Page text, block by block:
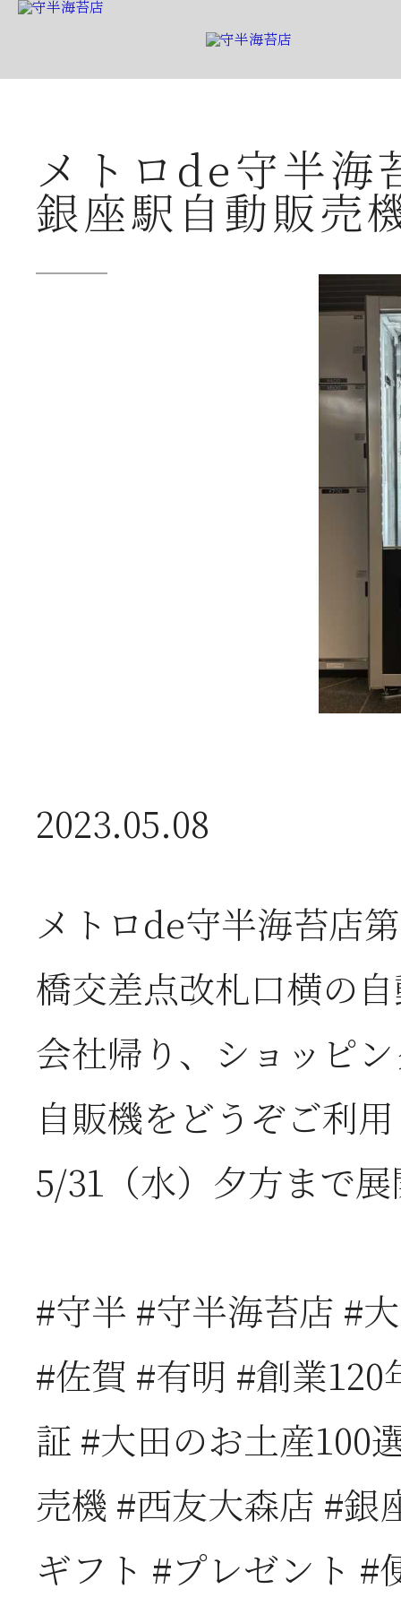
守半海苔店から
2026年07月23日
2026年07月08日
2026年07月01日
2026年06月28日
2026年06月05日
2026年05月23日
2026年05月23日
6
メトロde守半
銀座駅自動販売
2023.05.08
メトロde守半海苔店
橋交差点改札口横の
会社帰り、ショッピ
自販機をどうぞご利
5/31（水）夕方まで
#守半 #守半海苔店 #
#佐賀 #有明 #創業
証 #大田のお土産100
売機 #西友大森店 #銀
ギフト #プレゼント #